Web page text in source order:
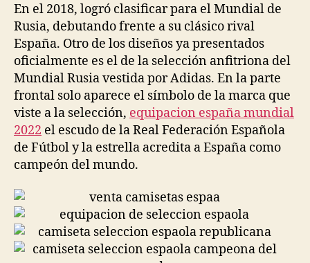
En el 2018, logró clasificar para el Mundial de
Rusia, debutando frente a su clásico rival
España. Otro de los diseños ya presentados
oficialmente es el de la selección anfitriona del
Mundial Rusia vestida por Adidas. En la parte
frontal solo aparece el símbolo de la marca que
viste a la selección, equipacion españa mundial
2022 el escudo de la Real Federación Española
de Fútbol y la estrella acredita a España como
campeón del mundo.